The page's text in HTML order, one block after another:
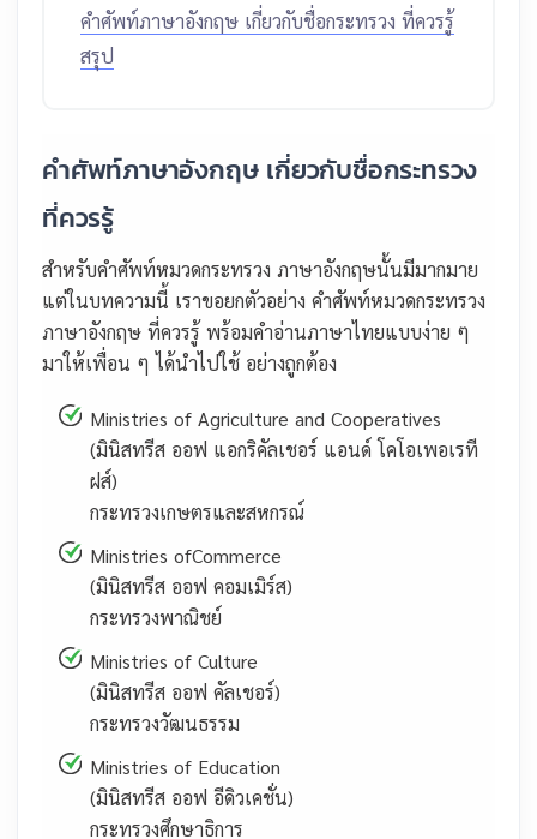
คำศัพท์ภาษาอังกฤษ เกี่ยวกับชื่อกระทรวง ที่ควรรู้
สรุป
คำศัพท์ภาษาอังกฤษ เกี่ยวกับชื่อกระทรวง
ที่ควรรู้
สำหรับคำศัพท์หมวดกระทรวง ภาษาอังกฤษนั้นมีมากมาย
แต่ในบทความนี้ เราขอยกตัวอย่าง คำศัพท์หมวดกระทรวง
ภาษาอังกฤษ ที่ควรรู้ พร้อมคำอ่านภาษาไทยแบบง่าย ๆ
มาให้เพื่อน ๆ ได้นำไปใช้ อย่างถูกต้อง
Ministries of Agriculture and Cooperatives
(มินิสทรีส ออฟ แอกริคัลเชอร์ แอนด์ โคโอเพอเรที
ฝส์)
กระทรวงเกษตรและสหกรณ์
Ministries ofCommerce
(มินิสทรีส ออฟ คอมเมิร์ส)
กระทรวงพาณิชย์
Ministries of Culture
(มินิสทรีส ออฟ คัลเชอร์)
กระทรวงวัฒนธรรม
Ministries of Education
(มินิสทรีส ออฟ อีดิวเคชั่น)
กระทรวงศึกษาธิการ